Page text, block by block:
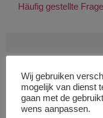
Häufig gestellte
16
Wij gebruiken
mogelijk van dienst
gaan met de
wens aanpassen.